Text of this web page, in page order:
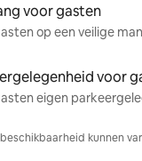
voor gasten
op een veilige
voor
eigen
kunnen